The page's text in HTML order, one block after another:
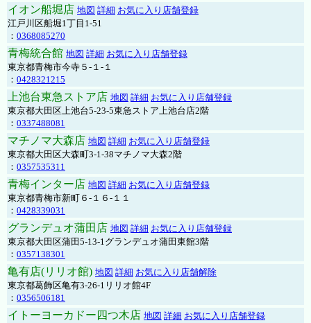
イオン船堀店 地図 詳細 お気に入り店舗登録
江戸川区船堀1丁目1-51
： 0368085270
青梅統合館 地図 詳細 お気に入り店舗登録
東京都青梅市今寺５-１-１
： 0428321215
上池台東急ストア店 地図 詳細 お気に入り店舗登録
東京都大田区上池台5-23-5東急ストア上池台店2階
： 0337488081
マチノマ大森店 地図 詳細 お気に入り店舗登録
東京都大田区大森町3-1-38マチノマ大森2階
： 0357535311
青梅インター店 地図 詳細 お気に入り店舗登録
東京都青梅市新町６-１６-１１
： 0428339031
グランデュオ蒲田店 地図 詳細 お気に入り店舗登録
東京都大田区蒲田5-13-1グランデュオ蒲田東館3階
： 0357138301
亀有店(リリオ館) 地図 詳細 お気に入り店舗解除
東京都葛飾区亀有3-26-1リリオ館4F
： 0356506181
イトーヨーカドー四つ木店 地図 詳細 お気に入り店舗登録